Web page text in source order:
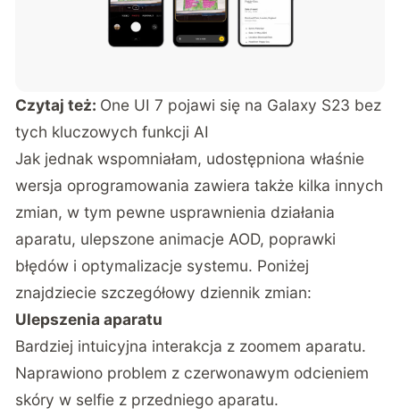
Czytaj też: One UI 7 pojawi się na Galaxy S23 bez
tych kluczowych funkcji AI
Jak jednak wspomniałam, udostępniona właśnie
wersja oprogramowania zawiera także kilka innych
zmian, w tym pewne usprawnienia działania
aparatu, ulepszone animacje AOD, poprawki
błędów i optymalizacje systemu. Poniżej
znajdziecie szczegółowy dziennik zmian:
Ulepszenia aparatu
Bardziej intuicyjna interakcja z zoomem aparatu.
Naprawiono problem z czerwonawym odcieniem
skóry w selfie z przedniego aparatu.